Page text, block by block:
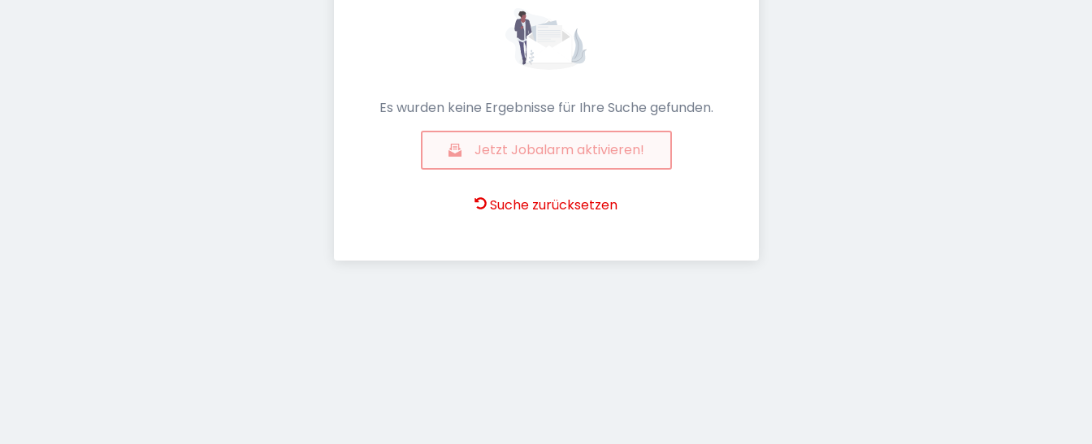
Es wurden keine Ergebnisse für Ihre Suche gefunden.
Jetzt Jobalarm aktivieren!
Suche zurücksetzen